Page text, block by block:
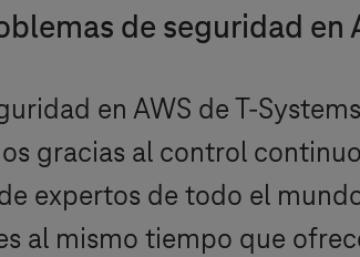
de seguridad en
en AWS de T-Systems
gracias al control
expertos de todo el
al mismo tiempo que